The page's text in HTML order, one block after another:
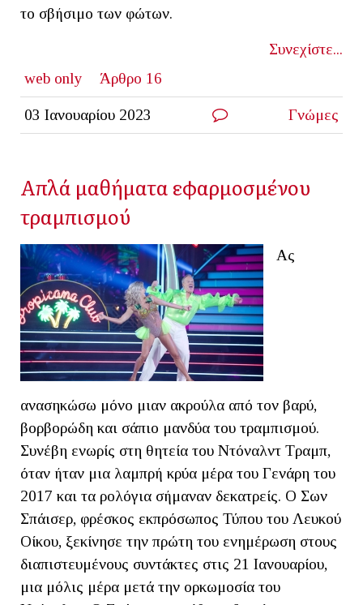
το σβήσιμο των φώτων.
Συνεχίστε...
web only
Άρθρο 16
03 Ιανουαρίου 2023 Γνώμες
Απλά μαθήματα εφαρμοσμένου
τραμπισμού
Ας
ανασηκώσω μόνο μιαν ακρούλα από τον βαρύ,
βορβορώδη και σάπιο μανδύα του τραμπισμού.
Συνέβη ενωρίς στη θητεία του Ντόναλντ Τραμπ,
όταν ήταν μια λαμπρή κρύα μέρα του Γενάρη του
2017 και τα ρολόγια σήμαναν δεκατρείς. Ο Σων
Σπάισερ, φρέσκος εκπρόσωπος Τύπου του Λευκού
Οίκου, ξεκίνησε την πρώτη του ενημέρωση στους
διαπιστευμένους συντάκτες στις 21 Ιανουαρίου,
μια μόλις μέρα μετά την ορκωμοσία του